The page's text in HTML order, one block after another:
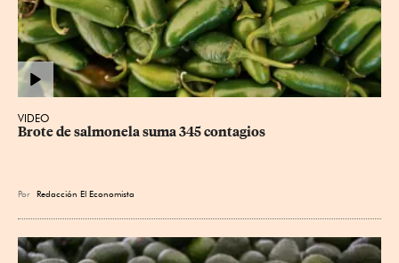
VIDEO
Brote de salmonela suma 345 contagios
Por Redacción El Economista